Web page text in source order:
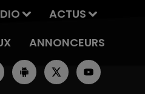
ACTUS
ANNONCEURS